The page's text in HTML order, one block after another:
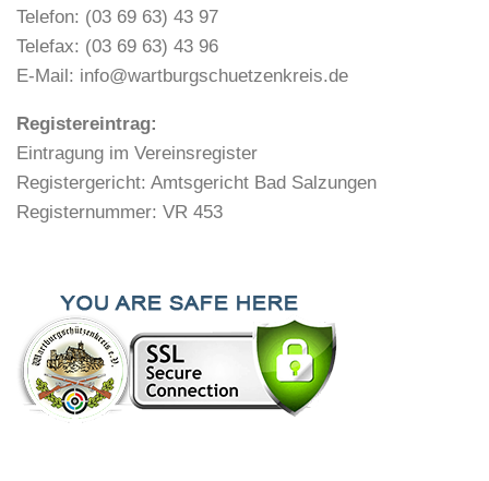
Telefon: (03 69 63) 43 97
Telefax: (03 69 63) 43 96
E-Mail: info@wartburgschuetzenkreis.de
Registereintrag:
Eintragung im Vereinsregister
Registergericht: Amtsgericht Bad Salzungen
Registernummer: VR 453